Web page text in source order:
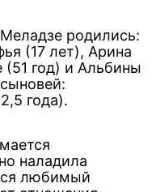
родились:
(17 лет), Арина
(51 год) и Альбины
года).
наладила
любимый